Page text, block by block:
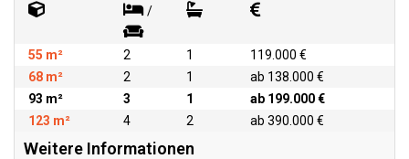
/
55 m² 2 1
119.000 €
68 m²
2 1
ab 138.000 €
93 m²
3 1
ab 199.000 €
123 m²
4 2 ab 390.000 €
Weitere Informationen